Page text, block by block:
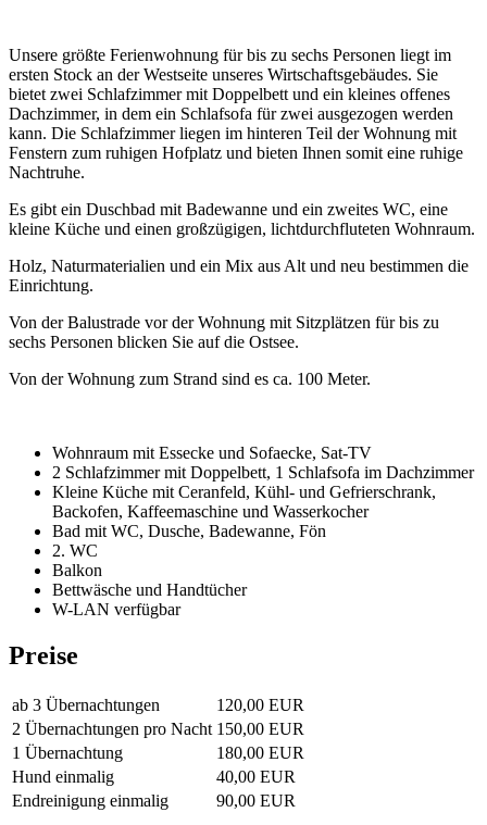
Unsere größte Ferienwohnung für bis zu sechs Personen liegt im
ersten Stock an der Westseite unseres Wirtschaftsgebäudes. Sie
bietet zwei Schlafzimmer mit Doppelbett und ein kleines offenes
Dachzimmer, in dem ein Schlafsofa für zwei ausgezogen werden
kann. Die Schlafzimmer liegen im hinteren Teil der Wohnung mit
Fenstern zum ruhigen Hofplatz und bieten Ihnen somit eine ruhige
Nachtruhe.
Es gibt ein Duschbad mit Badewanne und ein zweites WC, eine
kleine Küche und einen großzügigen, lichtdurchfluteten Wohnraum.
Holz, Naturmaterialien und ein Mix aus Alt und neu bestimmen die
Einrichtung.
Von der Balustrade vor der Wohnung mit Sitzplätzen für bis zu
sechs Personen blicken Sie auf die Ostsee.
Von der Wohnung zum Strand sind es ca. 100 Meter.
Wohnraum mit Essecke und Sofaecke, Sat-TV
2 Schlafzimmer mit Doppelbett, 1 Schlafsofa im Dachzimmer
Kleine Küche mit Ceranfeld, Kühl- und Gefrierschrank,
Backofen, Kaffeemaschine und Wasserkocher
Bad mit WC, Dusche, Badewanne, Fön
2. WC
Balkon
Bettwäsche und Handtücher
W-LAN verfügbar
Preise
ab 3 Übernachtungen
120,00 EUR
2 Übernachtungen pro Nacht 150,00 EUR
1 Übernachtung
180,00 EUR
Hund einmalig
40,00 EUR
Endreinigung einmalig
90,00 EUR